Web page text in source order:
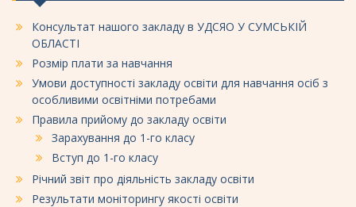
Консультат нашого закладу в УДСЯО У СУМСЬКІЙ
ОБЛАСТІ
Розмір плати за навчання
Умови доступності закладу освіти для навчання осіб з
особливими освітніми потребами
Правила прийому до закладу освіти
Зарахування до 1-го класу
Вступ до 1-го класу
Річний звіт про діяльність закладу освіти
Результати моніторингу якості освіти